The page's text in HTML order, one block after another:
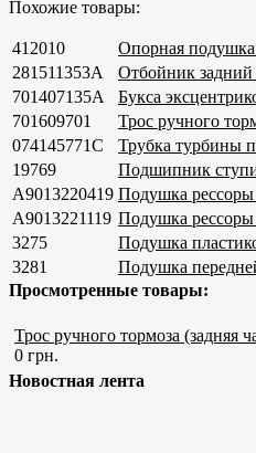
Похожие товары:
412010 Опорная подушка
281511353A
Отбойник задний
701407135A
Букса
701609701
Трос ручного
074145771C
Трубка турбины
19769
Подшипник
A9013220419 Подушка рессоры
A9013221119 Подушка рессоры
3275
Подушка
3281
Подушка
Просмотренные товары:
Трос ручного тормоза (задняя
0 грн.
Новостная лента